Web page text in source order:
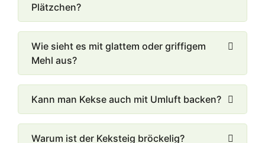
Plätzchen?
Wie sieht es mit glattem oder griffigem
Mehl aus?
Kann man Kekse auch mit Umluft backen?
Warum ist der Keksteig bröckelig?